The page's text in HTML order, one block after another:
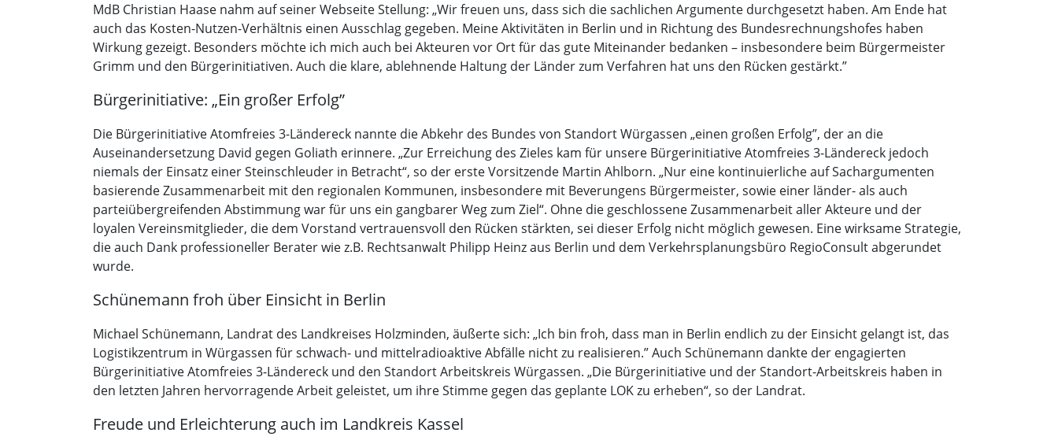
MdB Christian Haase nahm auf seiner Webseite Stellung: „Wir freuen uns, dass sich die sachlichen Argumente durchgesetzt haben. Am Ende hat
auch das Kosten-Nutzen-Verhältnis einen Ausschlag gegeben. Meine Aktivitäten in Berlin und in Richtung des Bundesrechnungshofes haben
Wirkung gezeigt. Besonders möchte ich mich auch bei Akteuren vor Ort für das gute Miteinander bedanken – insbesondere beim Bürgermeister
Grimm und den Bürgerinitiativen. Auch die klare, ablehnende Haltung der Länder zum Verfahren hat uns den Rücken gestärkt.”
Bürgerinitiative: „Ein großer Erfolg”
Die Bürgerinitiative Atomfreies 3-Ländereck nannte die Abkehr des Bundes von Standort Würgassen „einen großen Erfolg”, der an die
Auseinandersetzung David gegen Goliath erinnere. „Zur Erreichung des Zieles kam für unsere Bürgerinitiative Atomfreies 3-Ländereck jedoch
niemals der Einsatz einer Steinschleuder in Betracht“, so der erste Vorsitzende Martin Ahlborn. „Nur eine kontinuierliche auf Sachargumenten
basierende Zusammenarbeit mit den regionalen Kommunen, insbesondere mit Beverungens Bürgermeister, sowie einer länder- als auch
parteiübergreifenden Abstimmung war für uns ein gangbarer Weg zum Ziel“. Ohne die geschlossene Zusammenarbeit aller Akteure und der
loyalen Vereinsmitglieder, die dem Vorstand vertrauensvoll den Rücken stärkten, sei dieser Erfolg nicht möglich gewesen. Eine wirksame Strategie,
die auch Dank professioneller Berater wie z.B. Rechtsanwalt Philipp Heinz aus Berlin und dem Verkehrsplanungsbüro RegioConsult abgerundet
wurde.
Schünemann froh über Einsicht in Berlin
Michael Schünemann, Landrat des Landkreises Holzminden, äußerte sich: „Ich bin froh, dass man in Berlin endlich zu der Einsicht gelangt ist, das
Logistikzentrum in Würgassen für schwach- und mittelradioaktive Abfälle nicht zu realisieren.” Auch Schünemann dankte der engagierten
Bürgerinitiative Atomfreies 3-Ländereck und den Standort Arbeitskreis Würgassen. „Die Bürgerinitiative und der Standort-Arbeitskreis haben in
den letzten Jahren hervorragende Arbeit geleistet, um ihre Stimme gegen das geplante LOK zu erheben“, so der Landrat.
Freude und Erleichterung auch im Landkreis Kassel